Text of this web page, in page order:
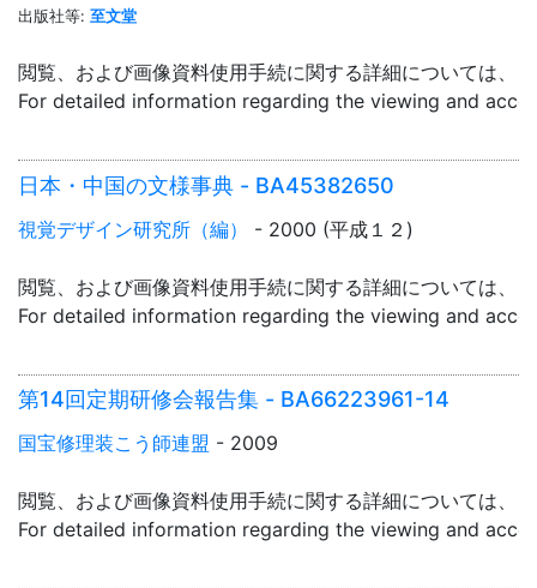
出版社等: 至文堂
閲覧、および画像資料使用手続に関する詳細については、「
For detailed information regarding the viewing and
日本・中国の文様事典 - BA45382650
視覚デザイン研究所（編） - 2000 (平成１２)
閲覧、および画像資料使用手続に関する詳細については、「
For detailed information regarding the viewing and
第14回定期研修会報告集 - BA66223961-14
国宝修理装こう師連盟 - 2009
閲覧、および画像資料使用手続に関する詳細については、「
For detailed information regarding the viewing and